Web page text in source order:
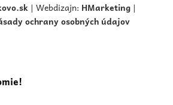
sk| Webdizajn: HMarketing |
ochrany osobných údajov